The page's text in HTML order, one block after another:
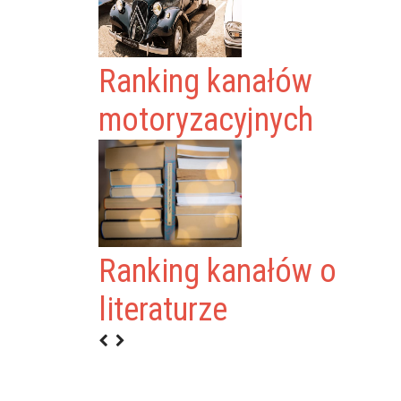
Ranking kanałów
motoryzacyjnych
Ranking kanałów o
literaturze